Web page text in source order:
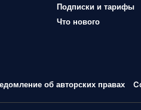
Подписки и тарифы
Что нового
об авторских правах